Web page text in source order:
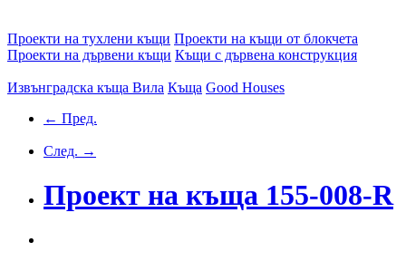
Проекти на тухлени къщи Проекти на къщи от блокчета
Проекти на дървени къщи Къщи с дървена конструкция
Извънградска къща Вила Къща Good Houses
← Пред.
След. →
Проект на къща 155-008-R